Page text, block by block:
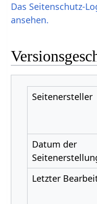
Das Seitenschutz-
ansehen.
Seitenersteller
Datum der
Letzter